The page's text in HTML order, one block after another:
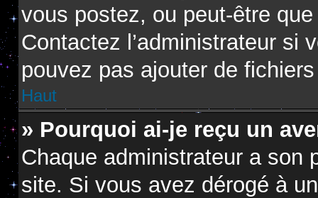
vous postez, ou peut-être
Contactez l’administrateur si
pouvez pas ajouter de
Haut
» Pourquoi ai-je reçu un
Chaque administrateur a son
site. Si vous avez dérogé à